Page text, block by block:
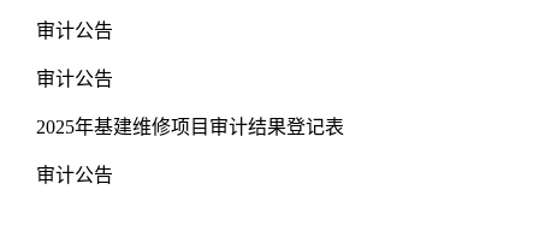
审计公告
审计公告
2025年基建维修项目审计结果登记表
审计公告